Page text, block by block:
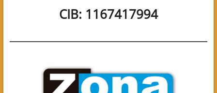
CIB: 1167417994